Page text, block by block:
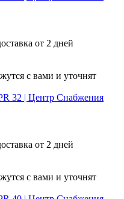
от 2 дней
с вами и уточнят
от 2 дней
с вами и уточнят